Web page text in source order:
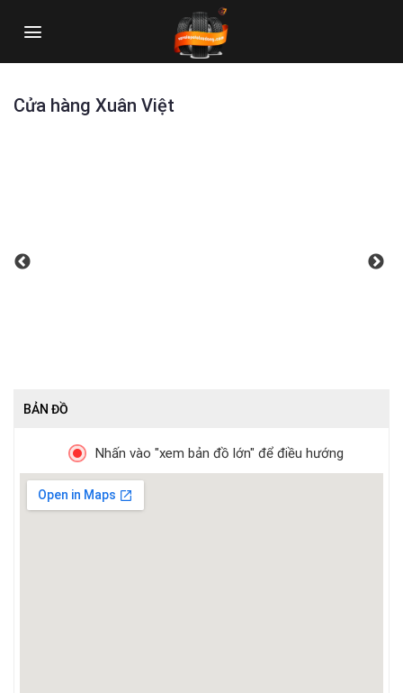
Cửa hàng Xuân Việt
BẢN ĐỒ
Nhấn vào "xem bản đồ lớn" để điều hướng